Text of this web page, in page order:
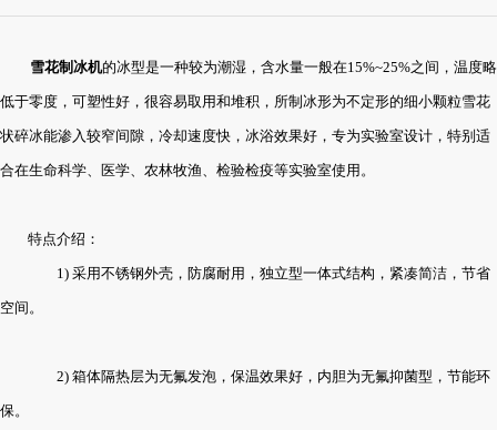
雪花制冰机的冰型是一种较为潮湿，含水量一般在15%~25%之间，温度略
低于零度，可塑性好，很容易取用和堆积，所制冰形为不定形的细小颗粒雪花
状碎冰能渗入较窄间隙，冷却速度快，冰浴效果好，专为实验室设计，特别适
合在生命科学、医学、农林牧渔、检验检疫等实验室使用。
特点介绍：
1) 采用不锈钢外壳，防腐耐用，独立型一体式结构，紧凑简洁，节省
空间。
2) 箱体隔热层为无氟发泡，保温效果好，内胆为无氟抑菌型，节能环
保。